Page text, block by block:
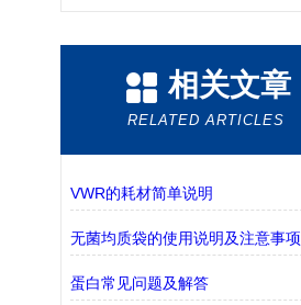
相关文章
RELATED ARTICLES
VWR的耗材简单说明
无菌均质袋的使用说明及注意事项
蛋白常见问题及解答